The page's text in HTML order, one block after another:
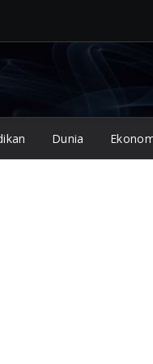
Dunia